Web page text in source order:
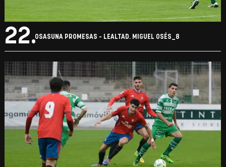
22.OSASUNA PROMESAS - LEALTAD. MIGUEL OSÉS_8